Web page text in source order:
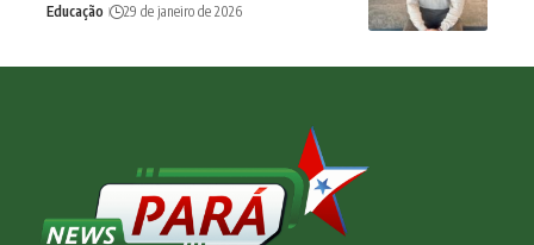
Educação 29 de janeiro de 2026